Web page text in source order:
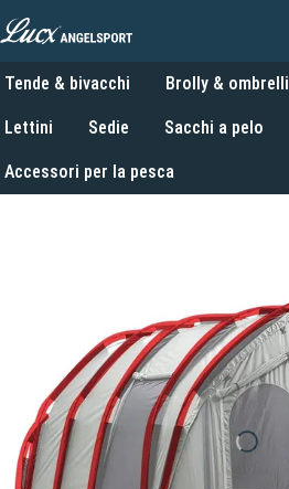
Tende & bivacchi Brolly & ombrelli
Lettini Sedie Sacchi a pelo
Accessori per la pesca